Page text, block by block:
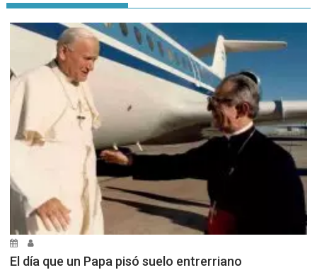
El día que un Papa pisó suelo entrerriano